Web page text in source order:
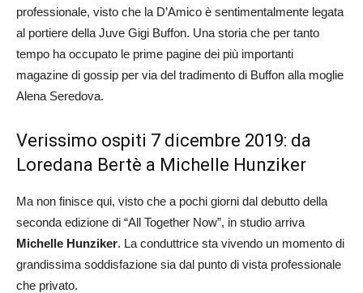
professionale, visto che la D’Amico è sentimentalmente legata
al portiere della Juve Gigi Buffon. Una storia che per tanto
tempo ha occupato le prime pagine dei più importanti
magazine di gossip per via del tradimento di Buffon alla moglie
Alena Seredova.
Verissimo ospiti 7 dicembre 2019: da
Loredana Bertè a Michelle Hunziker
Ma non finisce qui, visto che a pochi giorni dal debutto della
seconda edizione di “All Together Now”, in studio arriva
Michelle Hunziker. La conduttrice sta vivendo un momento di
grandissima soddisfazione sia dal punto di vista professionale
che privato.